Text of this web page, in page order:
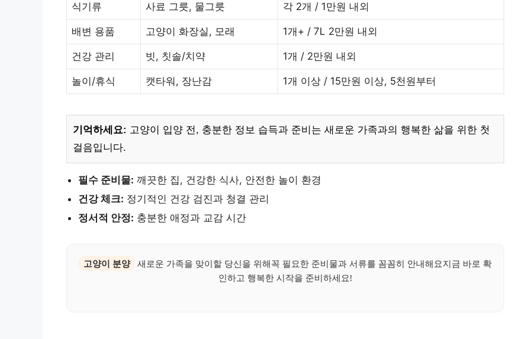
식기류 사료 그릇, 물그릇 각 2개 / 1만원 내외
배변 용품 고양이 화장실, 모래 1개+ / 7L 2만원 내외
건강 관리 빗, 칫솔/치약 1개 / 2만원 내외
놀이/휴식 캣타워, 장난감 1개 이상 / 15만원 이상, 5천원부터
기억하세요: 고양이 입양 전, 충분한 정보 습득과 준비는 새로운 가족과의 행복한 삶을 위한 첫
걸음입니다.
필수 준비물: 깨끗한 집, 건강한 식사, 안전한 놀이 환경
건강 체크: 정기적인 건강 검진과 청결 관리
정서적 안정: 충분한 애정과 교감 시간
고양이 분양 새로운 가족을 맞이할 당신을 위해꼭 필요한 준비물과 서류를 꼼꼼히 안내해요지금 바로 확
인하고 행복한 시작을 준비하세요!